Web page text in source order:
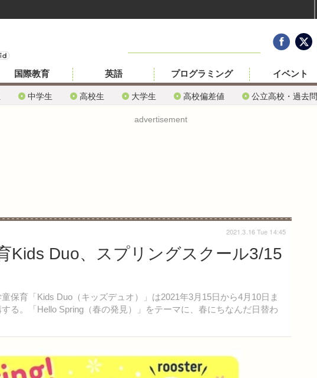
中学生 高校生 大学生 高校偏差値 公立高校・過去問
国際教育 英語 プログラミング イベント
advertisement
Kids Duo、スプリングスクール3/15
保育「Kids Duo（キッズデュオ）」は2021年3月15日から4月10日ま
る。「Hello Spring（春の発見）」をテーマに、春にちなんだ日替わ
2021.3.16 Tue 14:45